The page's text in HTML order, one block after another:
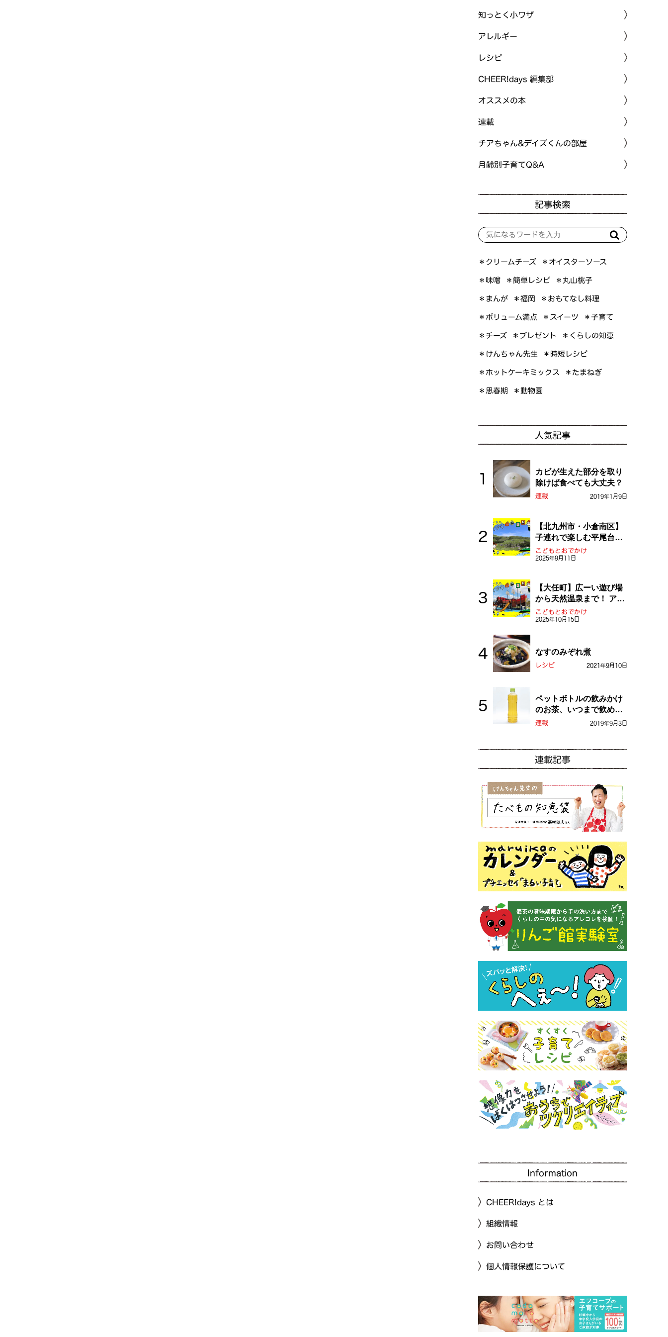
知っとく小ワザ
アレルギー
レシピ
CHEER!days 編集部
オススメの本
連載
チアちゃん&デイズくんの部屋
月齢別子育てQ&A
記事検索
＊クリームチーズ ＊オイスターソース
＊味噌 ＊簡単レシピ ＊丸山桃子
＊まんが ＊福岡 ＊おもてなし料理
＊ボリューム満点 ＊スイーツ ＊子育て
＊チーズ ＊プレゼント ＊くらしの知恵
＊けんちゃん先生 ＊時短レシピ
＊ホットケーキミックス ＊たまねぎ
＊思春期 ＊動物園
人気記事
カビが生えた部分を取り
除けば食べても大丈夫？
連載 2019年1月9日
【北九州市・小倉南区】
子連れで楽しむ平尾台！
ふしぎな草原や千仏鍾乳
洞を探検しよう！
こどもとおでかけ
2025年9月11日
【大任町】広ーい遊び場
から天然温泉まで！ アミ
ューズメントな道の駅・
おおとう桜街道
こどもとおでかけ
2025年10月15日
なすのみぞれ煮
レシピ 2021年9月10日
ペットボトルの飲みかけ
のお茶、いつまで飲め
る？
連載 2019年9月3日
連載記事
Information
CHEER!days とは
組織情報
お問い合わせ
個人情報保護について